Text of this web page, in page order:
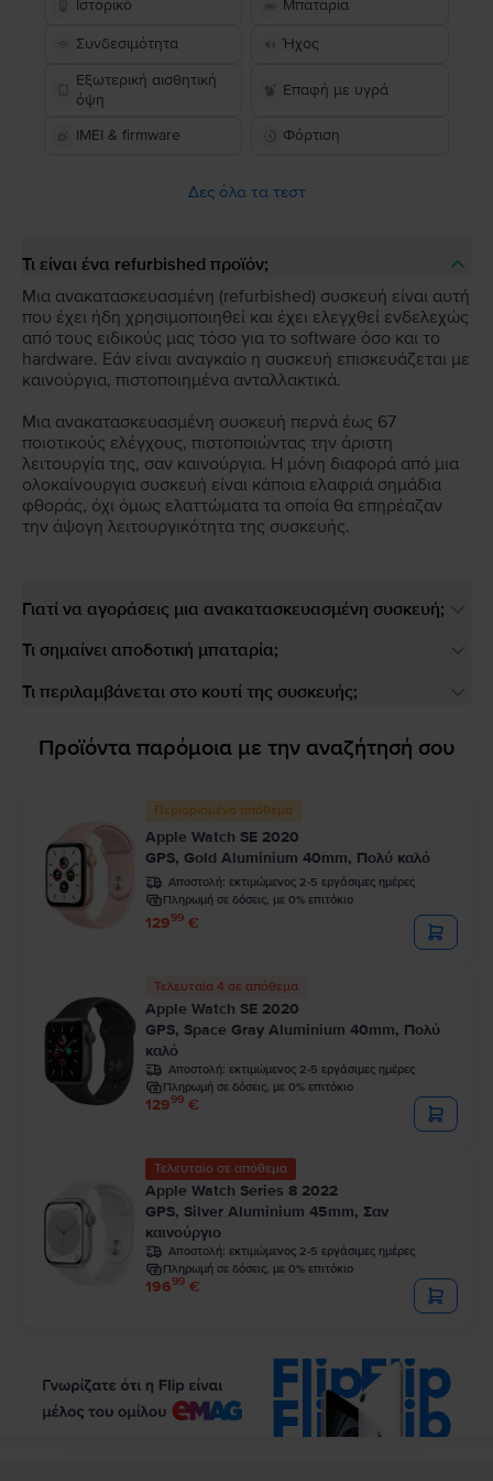
Ιστορικό Μπαταρία
Συνδεσιμότητα
Ήχος
Εξωτερική αισθητική
όψη
Επαφή με υγρά
IMEI & firmware Φόρτιση
Δες όλα τα τεστ
Τι είναι ένα refurbished προϊόν;
Μια ανακατασκευασμένη (refurbished) συσκευή είναι αυτή
που έχει ήδη χρησιμοποιηθεί και έχει ελεγχθεί ενδελεχώς
από τους ειδικούς μας τόσο για το software όσο και το
hardware. Εάν είναι αναγκαίο η συσκευή επισκευάζεται με
καινούργια, πιστοποιημένα ανταλλακτικά.
Μια ανακατασκευασμένη συσκευή περνά έως 67
ποιοτικούς ελέγχους, πιστοποιώντας την άριστη
λειτουργία της, σαν καινούργια. Η μόνη διαφορά από μια
ολοκαίνουργια συσκευή είναι κάποια ελαφριά σημάδια
φθοράς, όχι όμως ελαττώματα τα οποία θα επηρέαζαν
την άψογη λειτουργικότητα της συσκευής.
Γιατί να αγοράσεις μια ανακατασκευασμένη συσκευή;
Τι σημαίνει αποδοτική μπαταρία;
Τι περιλαμβάνεται στο κουτί της συσκευής;
Προϊόντα παρόμοια με την αναζήτησή σου
Περιορισμένο απόθεμα
Apple Watch SE 2020
GPS, Gold Aluminium 40mm, Πολύ καλό
Αποστολή: εκτιμώμενος 2-5 εργάσιμες ημέρες
Πληρωμή σε δόσεις, με 0% επιτόκιο
12999 €
Τελευταία 4 σε απόθεμα
Apple Watch SE 2020
GPS, Space Gray Aluminium 40mm, Πολύ
καλό
Αποστολή: εκτιμώμενος 2-5 εργάσιμες ημέρες
Πληρωμή σε δόσεις, με 0% επιτόκιο
12999 €
Τελευταίο σε απόθεμα
Apple Watch Series 8 2022
GPS, Silver Aluminium 45mm, Σαν
καινούργιο
Αποστολή: εκτιμώμενος 2-5 εργάσιμες ημέρες
Πληρωμή σε δόσεις, με 0% επιτόκιο
19699 €